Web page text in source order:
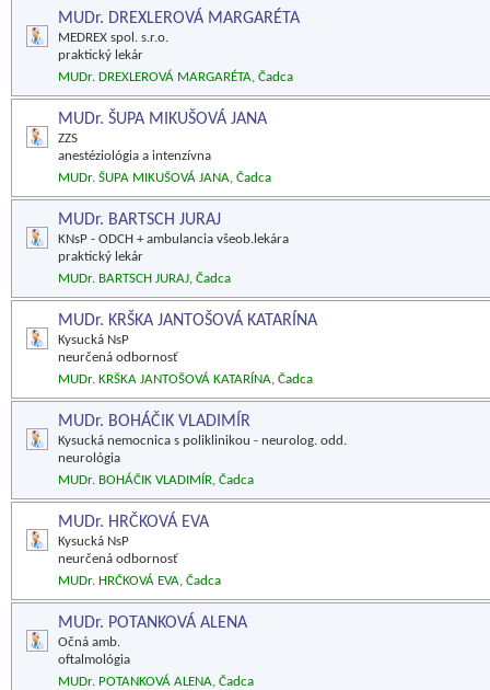
MUDr. DREXLEROVÁ MARGARÉTA
MEDREX spol. s.r.o.
praktický lekár
MUDr. DREXLEROVÁ MARGARÉTA, Čadca
MUDr. ŠUPA MIKUŠOVÁ JANA
ZZS
anestéziológia a intenzívna
MUDr. ŠUPA MIKUŠOVÁ JANA, Čadca
MUDr. BARTSCH JURAJ
KNsP - ODCH + ambulancia všeob.lekára
praktický lekár
MUDr. BARTSCH JURAJ, Čadca
MUDr. KRŠKA JANTOŠOVÁ KATARÍNA
Kysucká NsP
neurčená odbornosť
MUDr. KRŠKA JANTOŠOVÁ KATARÍNA, Čadca
MUDr. BOHÁČIK VLADIMÍR
Kysucká nemocnica s poliklinikou - neurolog. odd.
neurológia
MUDr. BOHÁČIK VLADIMÍR, Čadca
MUDr. HRČKOVÁ EVA
Kysucká NsP
neurčená odbornosť
MUDr. HRČKOVÁ EVA, Čadca
MUDr. POTANKOVÁ ALENA
Očná amb.
oftalmológia
MUDr. POTANKOVÁ ALENA, Čadca